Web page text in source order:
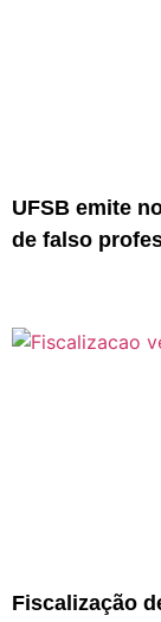
UFSB emite
de falso
Fiscalização